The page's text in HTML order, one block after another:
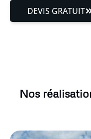
DEVIS GRATUIT
Nos